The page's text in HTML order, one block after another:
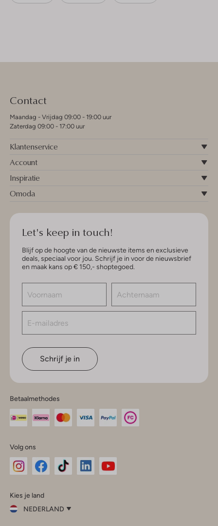
Contact
Maandag - Vrijdag 09:00 - 19:00 uur
Zaterdag 09:00 - 17:00 uur
Klantenservice
Account
Inspiratie
Omoda
Let's keep in touch!
Blijf op de hoogte van de nieuwste items en exclusieve
deals, speciaal voor jou. Schrijf je in voor de nieuwsbrief
en maak kans op € 150,- shoptegoed.
Schrijf je in
Betaalmethodes
Volg ons
InstagramFacebook
Kies je land
NEDERLAND